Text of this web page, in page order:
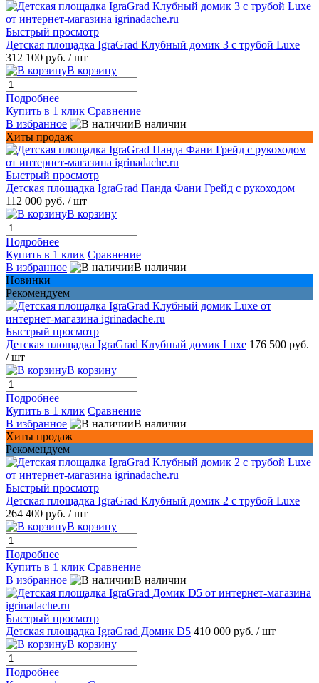
Быстрый просмотр
Детская площадка IgraGrad Клубный домик 3 с трубой Luxe
312 100 руб. / шт
В корзину
Подробнее
Купить в 1 клик Сравнение
В избранное
В наличии
Хиты продаж
Быстрый просмотр
Детская площадка IgraGrad Панда Фани Грейд с рукоходом
112 000 руб. / шт
В корзину
Подробнее
Купить в 1 клик Сравнение
В избранное
В наличии
Новинки
Рекомендуем
Быстрый просмотр
Детская площадка IgraGrad Клубный домик Luxe 176 500 руб.
/ шт
В корзину
Подробнее
Купить в 1 клик Сравнение
В избранное
В наличии
Хиты продаж
Рекомендуем
Быстрый просмотр
Детская площадка IgraGrad Клубный домик 2 с трубой Luxe
264 400 руб. / шт
В корзину
Подробнее
Купить в 1 клик Сравнение
В избранное
В наличии
Быстрый просмотр
Детская площадка IgraGrad Домик D5 410 000 руб. / шт
В корзину
Подробнее